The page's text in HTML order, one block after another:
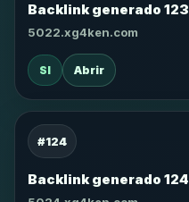
Backlink generado 123
5022.xg4ken.com
SI Abrir
#124
Backlink generado 124